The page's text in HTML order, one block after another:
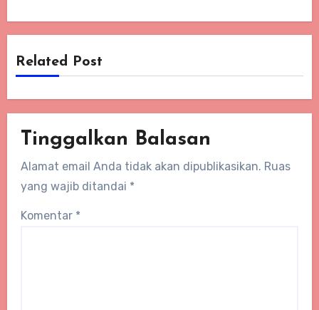
Related Post
Tinggalkan Balasan
Alamat email Anda tidak akan dipublikasikan. Ruas
yang wajib ditandai *
Komentar *